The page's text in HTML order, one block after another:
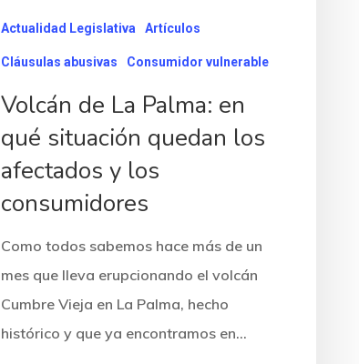
Actualidad Legislativa Artículos
Cláusulas abusivas Consumidor vulnerable
Volcán de La Palma: en
qué situación quedan los
afectados y los
consumidores
Como todos sabemos hace más de un
mes que lleva erupcionando el volcán
Cumbre Vieja en La Palma, hecho
histórico y que ya encontramos en…